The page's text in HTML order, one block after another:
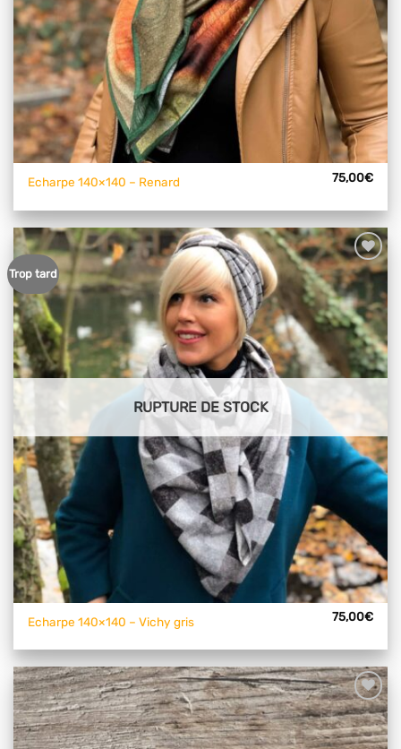
Echarpe 140×140 – Renard 75,00€
Trop tard
Ajouter
à mes
articles
favoris
RUPTURE DE STOCK
Echarpe 140×140 – Vichy gris 75,00€
Ajouter
à mes
articles